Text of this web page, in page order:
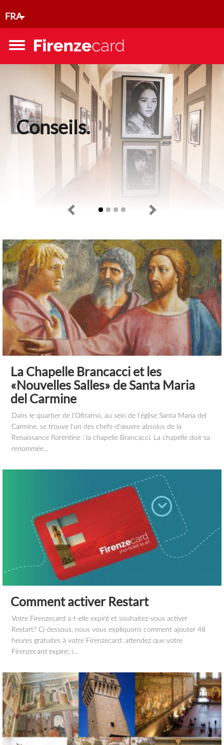
FRA
Toggle
Conseils.
La Chapelle Brancacci et les
«Nouvelles Salles» de Santa Maria
del Carmine
Dans le quartier de l'Oltrarno, au sein de l'église Santa Maria del
Carmine, se trouve l'un des chefs-d'œuvre absolus de la
Renaissance florentine : la chapelle Brancacci. La chapelle doit sa
renommée...
Comment activer Restart
Votre Firenzecard a-t-elle expiré et souhaitez-vous activer
Restart? Ci-dessous, nous vous expliquons comment ajouter 48
heures gratuites à votre Firenzecard: attendez que votre
Firenzecard expire; i...